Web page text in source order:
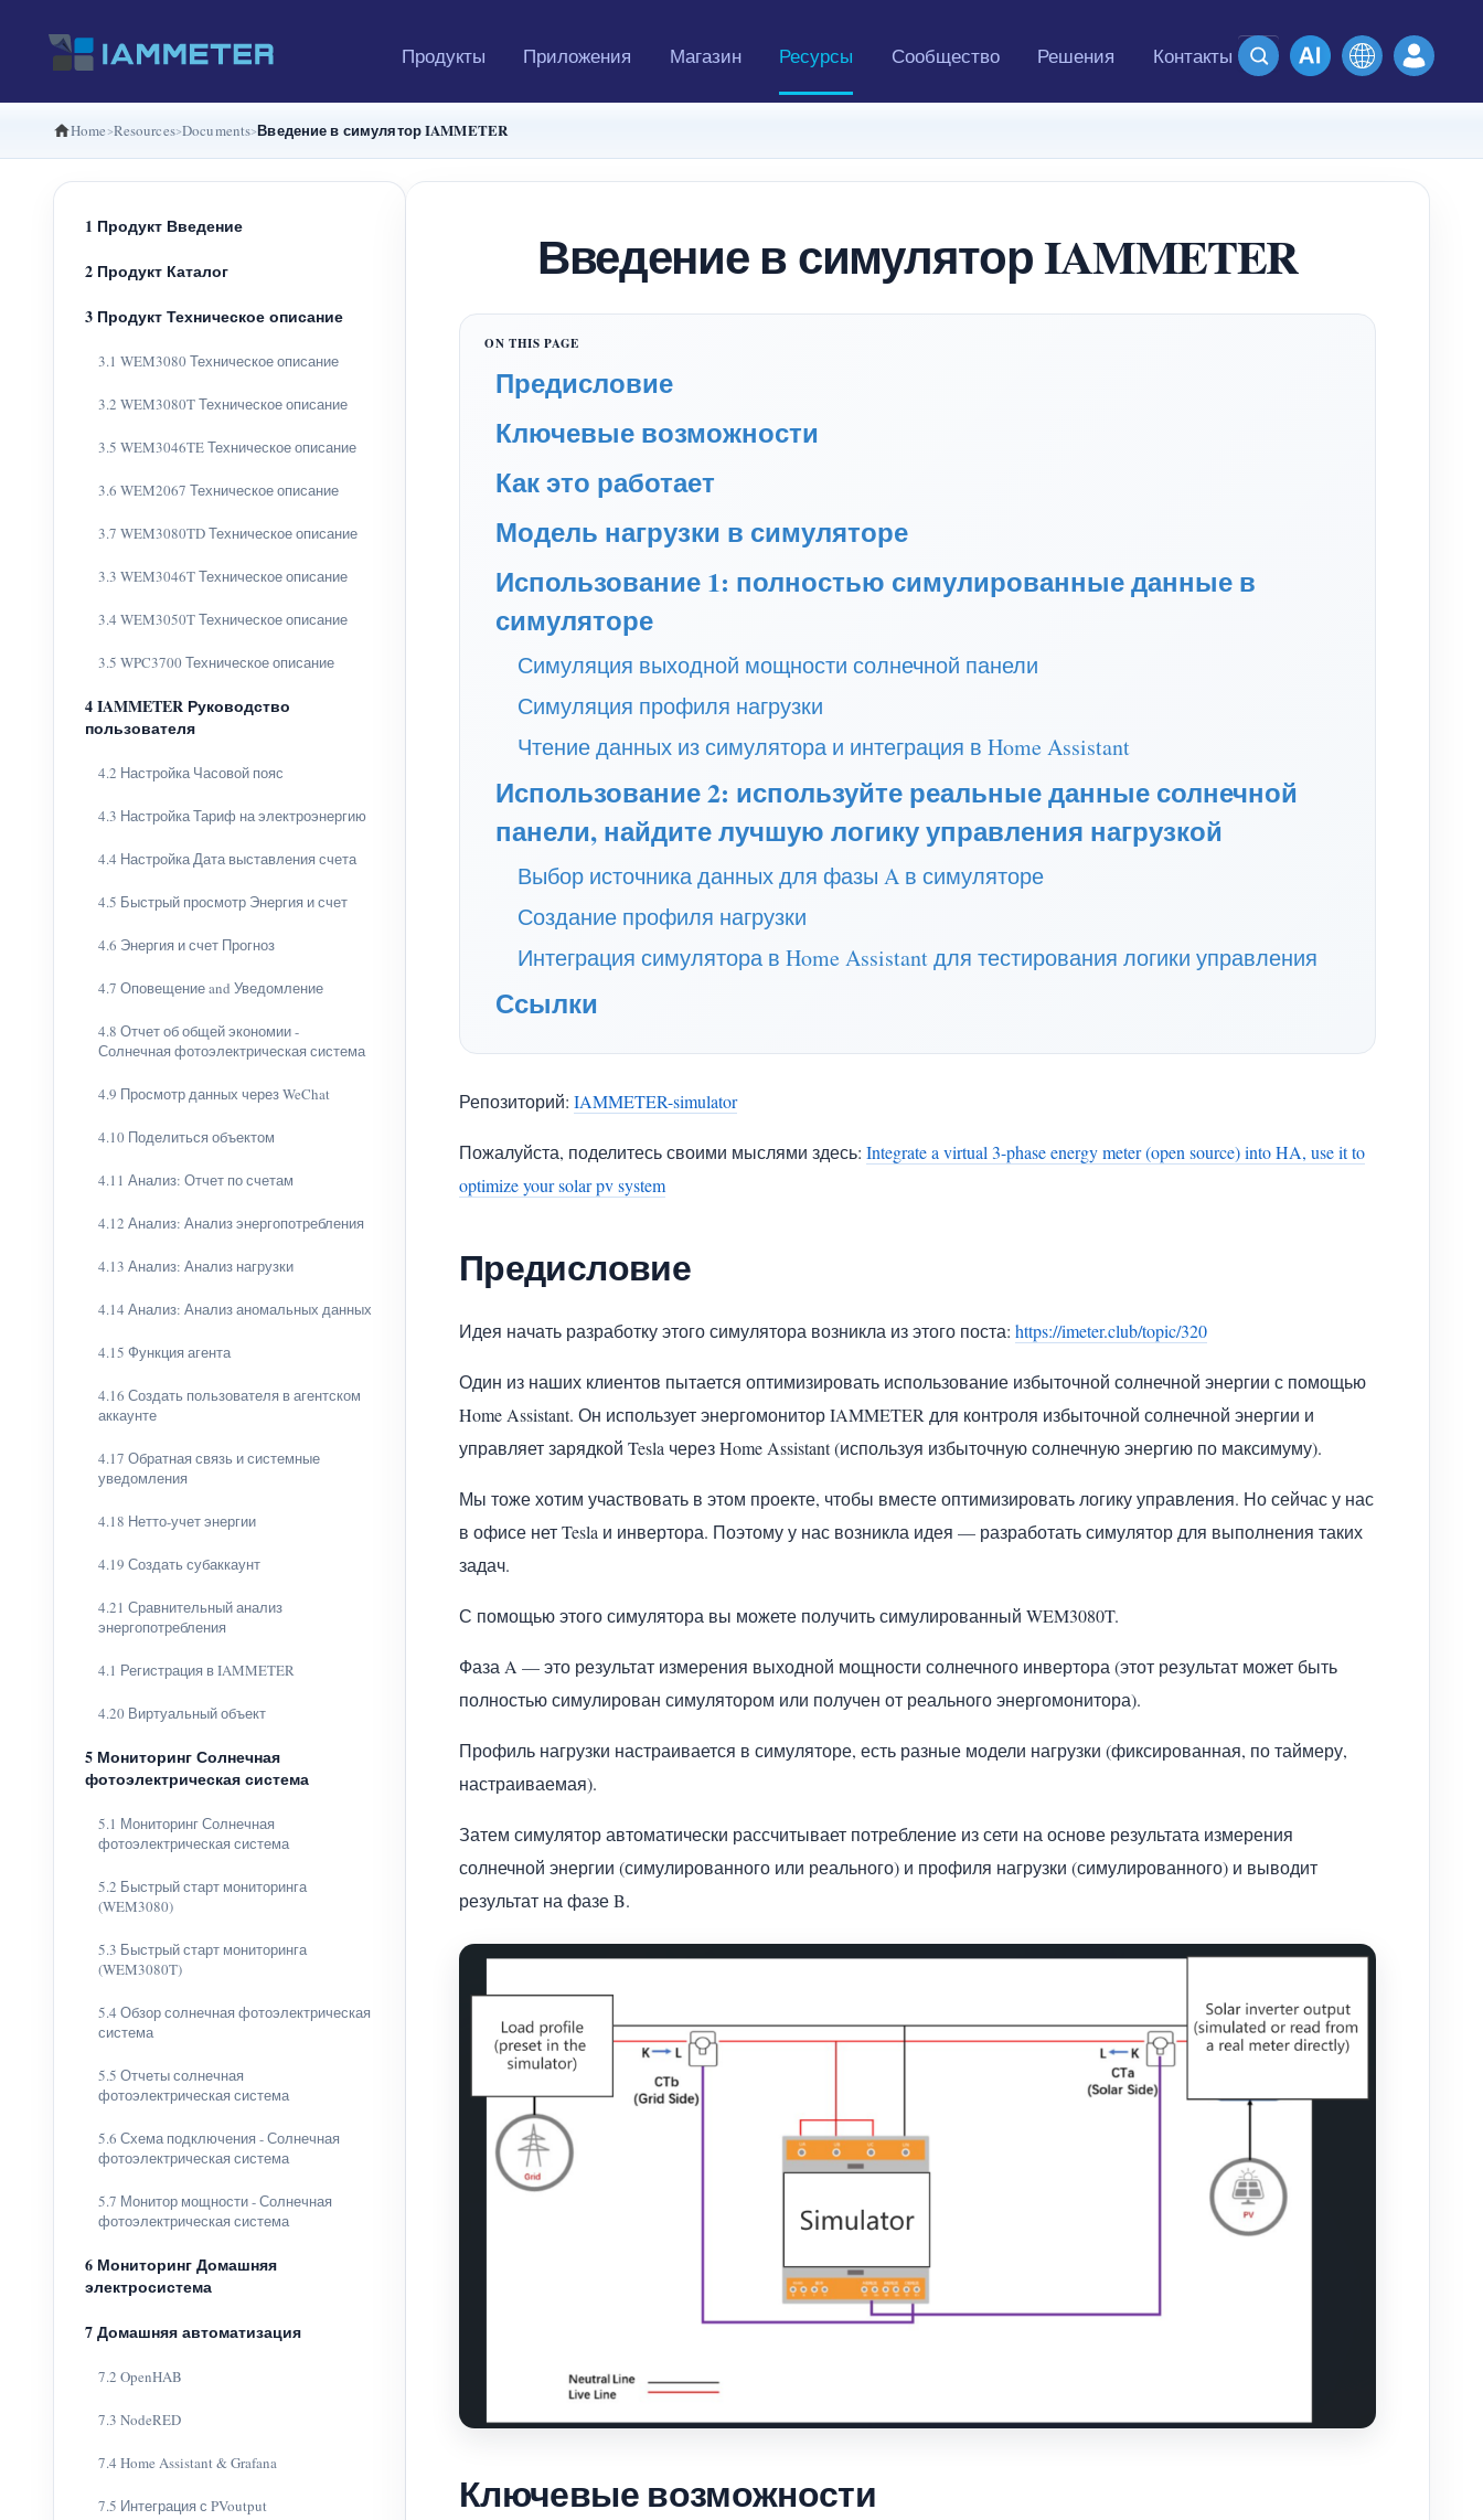
Продукты Приложения Магазин Ресурсы Сообщество Решения Контакты
Home Resources Documents Введение в симулятор IAMMETER
1 Продукт Введение
2 Продукт Каталог
3 Продукт Техническое описание
3.1 WEM3080 Техническое описание
3.2 WEM3080T Техническое описание
3.5 WEM3046TE Техническое описание
3.6 WEM2067 Техническое описание
3.7 WEM3080TD Техническое описание
3.3 WEM3046T Техническое описание
3.4 WEM3050T Техническое описание
3.5 WPC3700 Техническое описание
4 IAMMETER Руководство
пользователя
4.2 Настройка Часовой пояс
4.3 Настройка Тариф на электроэнергию
4.4 Настройка Дата выставления счета
4.5 Быстрый просмотр Энергия и счет
4.6 Энергия и счет Прогноз
4.7 Оповещение and Уведомление
4.8 Отчет об общей экономии -
Солнечная фотоэлектрическая система
4.9 Просмотр данных через WeChat
4.10 Поделиться объектом
4.11 Анализ: Отчет по счетам
4.12 Анализ: Анализ энергопотребления
4.13 Анализ: Анализ нагрузки
4.14 Анализ: Анализ аномальных данных
4.15 Функция агента
4.16 Создать пользователя в агентском
аккаунте
4.17 Обратная связь и системные
уведомления
4.18 Нетто-учет энергии
4.19 Создать субаккаунт
4.21 Сравнительный анализ
энергопотребления
4.1 Регистрация в IAMMETER
4.20 Виртуальный объект
5 Мониторинг Солнечная
фотоэлектрическая система
5.1 Мониторинг Солнечная
фотоэлектрическая система
5.2 Быстрый старт мониторинга
(WEM3080)
5.3 Быстрый старт мониторинга
(WEM3080T)
5.4 Обзор солнечная фотоэлектрическая
система
5.5 Отчеты солнечная
фотоэлектрическая система
5.6 Схема подключения - Солнечная
фотоэлектрическая система
5.7 Монитор мощности - Солнечная
фотоэлектрическая система
6 Мониторинг Домашняя
электросистема
7 Домашняя автоматизация
7.2 OpenHAB
7.3 NodeRED
7.4 Home Assistant & Grafana
7.5 Интеграция с PVoutput
Введение в симулятор IAMMETER
Предисловие
Ключевые возможности
Как это работает
Модель нагрузки в симуляторе
Использование 1: полностью симулированные данные в
симуляторе
Симуляция выходной мощности солнечной панели
Симуляция профиля нагрузки
Чтение данных из симулятора и интеграция в Home Assistant
Использование 2: используйте реальные данные солнечной
панели, найдите лучшую логику управления нагрузкой
Выбор источника данных для фазы A в симуляторе
Создание профиля нагрузки
Интеграция симулятора в Home Assistant для тестирования логики управления
Ссылки
Репозиторий: IAMMETER-simulator
Пожалуйста, поделитесь своими мыслями здесь: Integrate a virtual 3-phase energy meter (open source) into HA, use it to
optimize your solar pv system
Предисловие
Идея начать разработку этого симулятора возникла из этого поста: https://imeter.club/topic/320
Один из наших клиентов пытается оптимизировать использование избыточной солнечной энергии с помощью
Home Assistant. Он использует энергомонитор IAMMETER для контроля избыточной солнечной энергии и
управляет зарядкой Tesla через Home Assistant (используя избыточную солнечную энергию по максимуму).
Мы тоже хотим участвовать в этом проекте, чтобы вместе оптимизировать логику управления. Но сейчас у нас
в офисе нет Tesla и инвертора. Поэтому у нас возникла идея — разработать симулятор для выполнения таких
задач.
С помощью этого симулятора вы можете получить симулированный WEM3080T.
Фаза A — это результат измерения выходной мощности солнечного инвертора (этот результат может быть
полностью симулирован симулятором или получен от реального энергомонитора).
Профиль нагрузки настраивается в симуляторе, есть разные модели нагрузки (фиксированная, по таймеру,
настраиваемая).
Затем симулятор автоматически рассчитывает потребление из сети на основе результата измерения
солнечной энергии (симулированного или реального) и профиля нагрузки (симулированного) и выводит
результат на фазе B.
Ключевые возможности